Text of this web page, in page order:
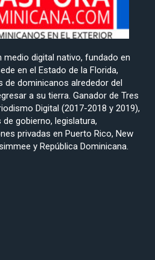
medio digital nativo, fundado en
en el Estado de la Florida,
dominicanos alrededor del
a su tierra. Ganador de Tres
Digital (2017-2018 y 2019),
gobierno, legislatura,
privadas en Puerto Rico, New
y República Dominicana.